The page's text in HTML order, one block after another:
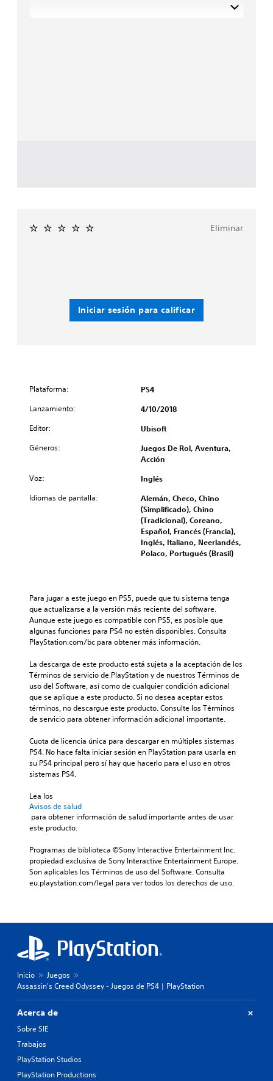
Iniciar sesión para calificar
Eliminar
Plataforma: PS4
Lanzamiento: 4/10/2018
Editor: Ubisoft
Géneros:
Juegos De Rol, Aventura,
Acción
Voz: Inglés
Idiomas de pantalla:
Alemán, Checo, Chino
(Simplificado), Chino
(Tradicional), Coreano,
Español, Francés (Francia),
Inglés, Italiano, Neerlandés,
Polaco, Portugués (Brasil)
Para jugar a este juego en PS5, puede que tu sistema tenga
que actualizarse a la versión más reciente del software.
Aunque este juego es compatible con PS5, es posible que
algunas funciones para PS4 no estén disponibles. Consulta
PlayStation.com/bc para obtener más información.
La descarga de este producto está sujeta a la aceptación de los
Términos de servicio de PlayStation y de nuestros Términos de
uso del Software, así como de cualquier condición adicional
que se aplique a este producto. Si no desea aceptar estos
términos, no descargue este producto. Consulte los Términos
de servicio para obtener información adicional importante.
Cuota de licencia única para descargar en múltiples sistemas
PS4. No hace falta iniciar sesión en PlayStation para usarla en
su PS4 principal pero sí hay que hacerlo para el uso en otros
sistemas PS4.
Lea los
Avisos de salud
este producto.
Programas de biblioteca ©Sony Interactive Entertainment Inc.
propiedad exclusiva de Sony Interactive Entertainment Europe.
Son aplicables los Términos de uso del Software. Consulta
eu.playstation.com/legal para ver todos los derechos de uso.
Inicio
Juegos
Assassin's Creed Odyssey - Juegos de PS4 | PlayStation
Acerca de
Sobre SIE
Trabajos
PlayStation Studios
PlayStation Productions